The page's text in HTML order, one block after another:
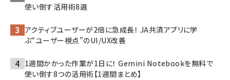
使い倒す活用術8選
アクティブユーザーが2倍に急成長！ JA共済アプリに学
ぶ“ユーザー視点”のUI/UX改善
1週間かかった作業が1日に！ Gemini Notebookを無料で
使い倒す8つの活用術【1週間まとめ】